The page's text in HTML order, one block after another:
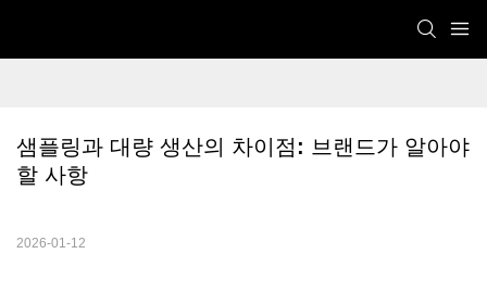
샘플링과 대량 생산의 차이점: 브랜드가 알아야
할 사항
2026-01-12